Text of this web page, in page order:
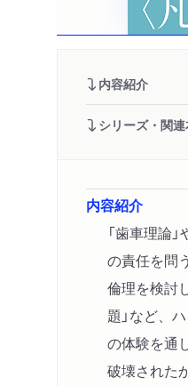
内容紹介
シリーズ・関
内容紹介
「歯車理論
の責任を問
倫理を検討
題」など、
の体験を通
破壊された